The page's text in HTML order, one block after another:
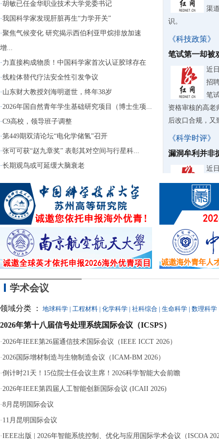
·胡敏已任金华职业技术大学党委书记
·我国科学家发现肝脏再生“力学开关”
·聚焦气候变化 研究揭示西伯利亚甲烷排放加速
增...
· 力直接构成物质！中国科学家首次认证胶球存在
·线粒体替代疗法安全性引发争议
· 山东财大教授刘海明逝世，终年38岁
·2026年国自然青年学生基础研究项目（博士生项...
·C9高校，领导班子调整
·第449期双清论坛“电化学储氢”召开
·张可可获“赵九章奖” 表彰其对空间与行星科...
·长期观鸟或可延缓大脑衰老
渠
识。
《科技政策》
笔试第一却被
近
招
笔
资格审核的高老
后改口合规，又
《科学时评》
漏洞牟利并非
近
台“
钱“
用还大肆转卖
同参与，最终因
学术会议
领域分类 ： 地球科学 | 工程材料 | 化学科学 | 社科综合 | 生命科学 | 数理科学
2026年第十八届信号处理系统国际会议（ICSPS）
·2026年IEEE第26届通信技术国际会议（IEEE ICCT 2026）
·2026国际增材制造与生物制造会议（ICAM-BM 2026）
·倒计时21天！15位院士任会议主席！2026科学智能大会前瞻
·2026年IEEE第四届人工智能创新国际会议 (ICAII 2026)
·8月昆明国际会议
· 11月昆明国际会议
·IEEE出版 | 2026年智能系统控制、优化与应用国际学术会议（ISCOA